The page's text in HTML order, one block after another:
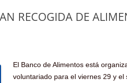
RECOGIDA DE
El Banco de Alimentos está
voluntariado para el viernes 29 y el